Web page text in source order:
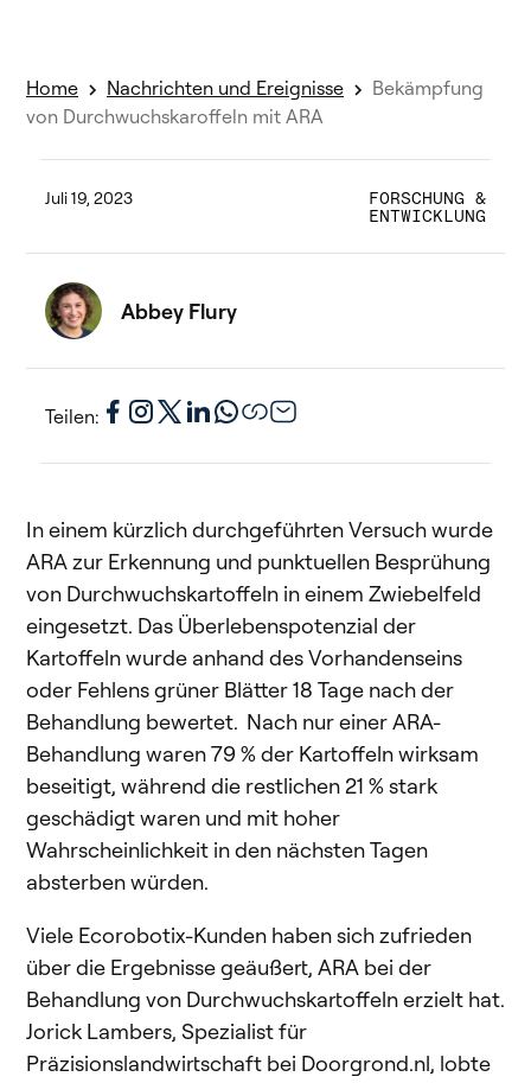
Home Nachrichten und Ereignisse
Bekämpfung
von Durchwuchskaroffeln mit ARA
Juli 19, 2023
FORSCHUNG &
ENTWICKLUNG
Abbey Flury
Teilen:
In einem kürzlich durchgeführten Versuch wurde
ARA zur Erkennung und punktuellen Besprühung
von Durchwuchskartoffeln in einem Zwiebelfeld
eingesetzt. Das Überlebenspotenzial der
Kartoffeln wurde anhand des Vorhandenseins
oder Fehlens grüner Blätter 18 Tage nach der
Behandlung bewertet. Nach nur einer ARA-
Behandlung waren 79 % der Kartoffeln wirksam
beseitigt, während die restlichen 21 % stark
geschädigt waren und mit hoher
Wahrscheinlichkeit in den nächsten Tagen
absterben würden.
Viele Ecorobotix-Kunden haben sich zufrieden
über die Ergebnisse geäußert, ARA bei der
Behandlung von Durchwuchskartoffeln erzielt hat.
Jorick Lambers, Spezialist für
Präzisionslandwirtschaft bei Doorgrond.nl, lobte